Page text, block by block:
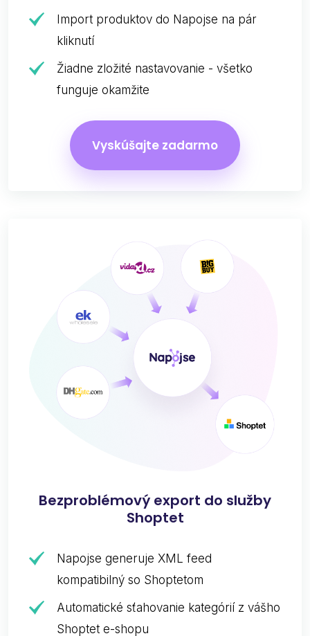
Import produktov do Napojse na pár
kliknutí
Žiadne zložité nastavovanie - všetko
funguje okamžite
Vyskúšajte zadarmo
Bezproblémový export do služby
Shoptet
Napojse generuje XML feed
kompatibilný so Shoptetom
Automatické sťahovanie kategórií z vášho
Shoptet e-shopu